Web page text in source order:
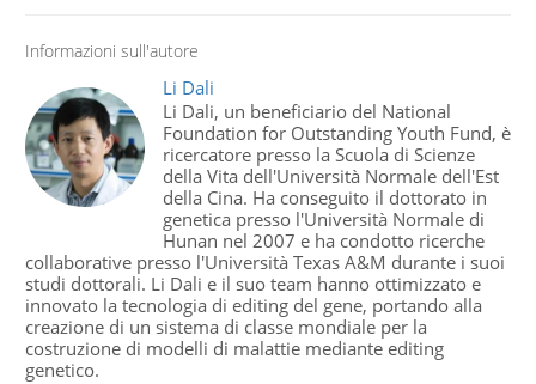
Informazioni sull'autore
Li Dali
Li Dali, un beneficiario del National
Foundation for Outstanding Youth Fund, è
ricercatore presso la Scuola di Scienze
della Vita dell'Università Normale dell'Est
della Cina. Ha conseguito il dottorato in
genetica presso l'Università Normale di
Hunan nel 2007 e ha condotto ricerche
collaborative presso l'Università Texas A&M durante i suoi
studi dottorali. Li Dali e il suo team hanno ottimizzato e
innovato la tecnologia di editing del gene, portando alla
creazione di un sistema di classe mondiale per la
costruzione di modelli di malattie mediante editing
genetico.